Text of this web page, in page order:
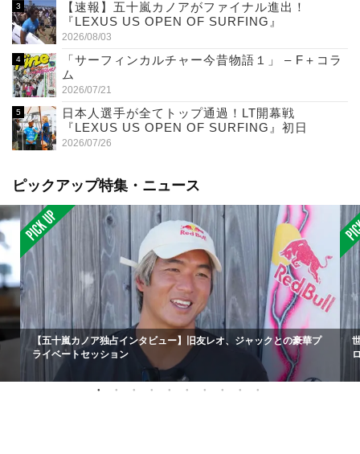
【速報】五十嵐カノアがファイナル進出！
『LEXUS US OPEN OF SURFING』
2026/08/03
「サーフィンカルチャー今昔物語１」 – F＋コラ
ム
2026/07/21
日本人選手が全てトップ通過！LT開幕戦
『LEXUS US OPEN OF SURFING』初日
2026/07/26
ピックアップ特集・ニュース
【五十嵐カノア独占インタビュー】旧友レオ、ジャックとの豪華プ
ライベートセッション